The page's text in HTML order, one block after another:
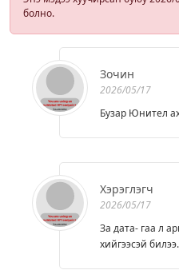
болно.
Зочин
2026/05/17
Бузар Юнител
Хэрэглэгч
2026/05/17
За дата- гаа л
хийгээсэй